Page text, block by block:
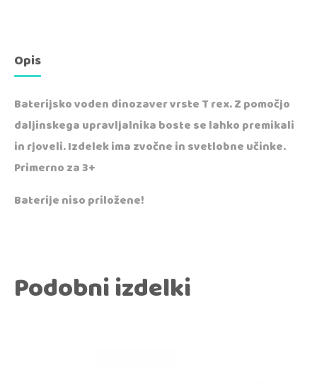
Opis
Baterijsko voden dinozaver vrste T rex. Z pomočjo
daljinskega upravljalnika boste se lahko premikali
in rjoveli. Izdelek ima zvočne in svetlobne učinke.
Primerno za 3+
Baterije niso priložene!
Podobni izdelki